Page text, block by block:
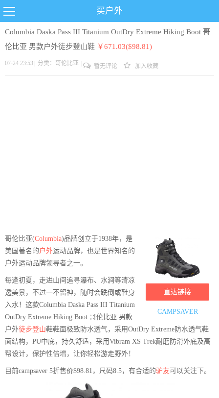
买户外
Columbia Daska Pass III Titanium OutDry Extreme Hiking Boot 哥
伦比亚 男款户外徒步登山鞋 ￥671.03($98.81)
07-24 23:53 分类： 哥伦比亚 暂无评论 加入收藏
直达链接
CAMPSAVER
哥伦比亚(Columbia)品牌创立于1938年，是
美国著名的户外运动品牌，也是世界知名的
户外运动品牌领导者之一。
每逢初夏，走进山间追寻瀑布、水涧等清凉
透美景，不过一不留神，随时会跣倒或鞋身
入水！这款Columbia Daska Pass III Titanium
OutDry Extreme Hiking Boot 哥伦比亚 男款
户外徒步登山鞋鞋面极致防水透气，采用OutDry Extreme防水透气鞋
面结构，PU中底，持久舒适，采用Vibram XS Trek耐磨防滑外底及高
帮设计，保护性倍增，让你轻松游走野外！
目前campsaver 5折售价$98.81，尺码8.5，有合适的驴友 可以关注下。